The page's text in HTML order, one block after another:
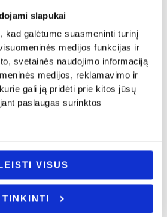
slapukai
kad galėtume suasmeninti turinį
medijos funkcijas ir
svetainės naudojimo informaciją
medijos, reklamavimo ir
gali ją pridėti prie kitos jūsų
paslaugas surinktos
VISUS
TINKINTI
Dovanos tėvams, krikšto tėvams
ir seneliams
Siuvinėtas rankšluostis
„Mylima močiutė”
- PASIRINKITE